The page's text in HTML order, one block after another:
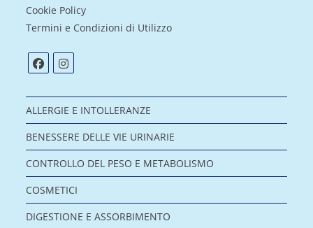
Cookie Policy
Termini e Condizioni di Utilizzo
ALLERGIE E INTOLLERANZE
BENESSERE DELLE VIE URINARIE
CONTROLLO DEL PESO E METABOLISMO
COSMETICI
DIGESTIONE E ASSORBIMENTO